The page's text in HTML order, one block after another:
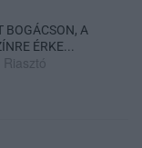
BOGÁCSON, A
ÉRKE...
Riasztó